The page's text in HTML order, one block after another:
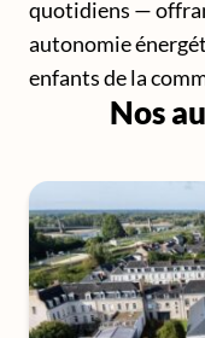
quotidiens —
autonomie
enfants de la
Nos